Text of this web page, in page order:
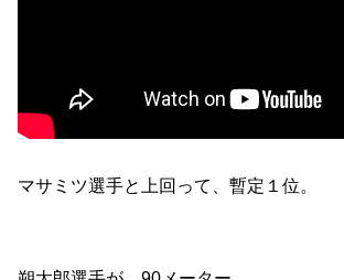
マサミツ選手と上回って、暫定１位。